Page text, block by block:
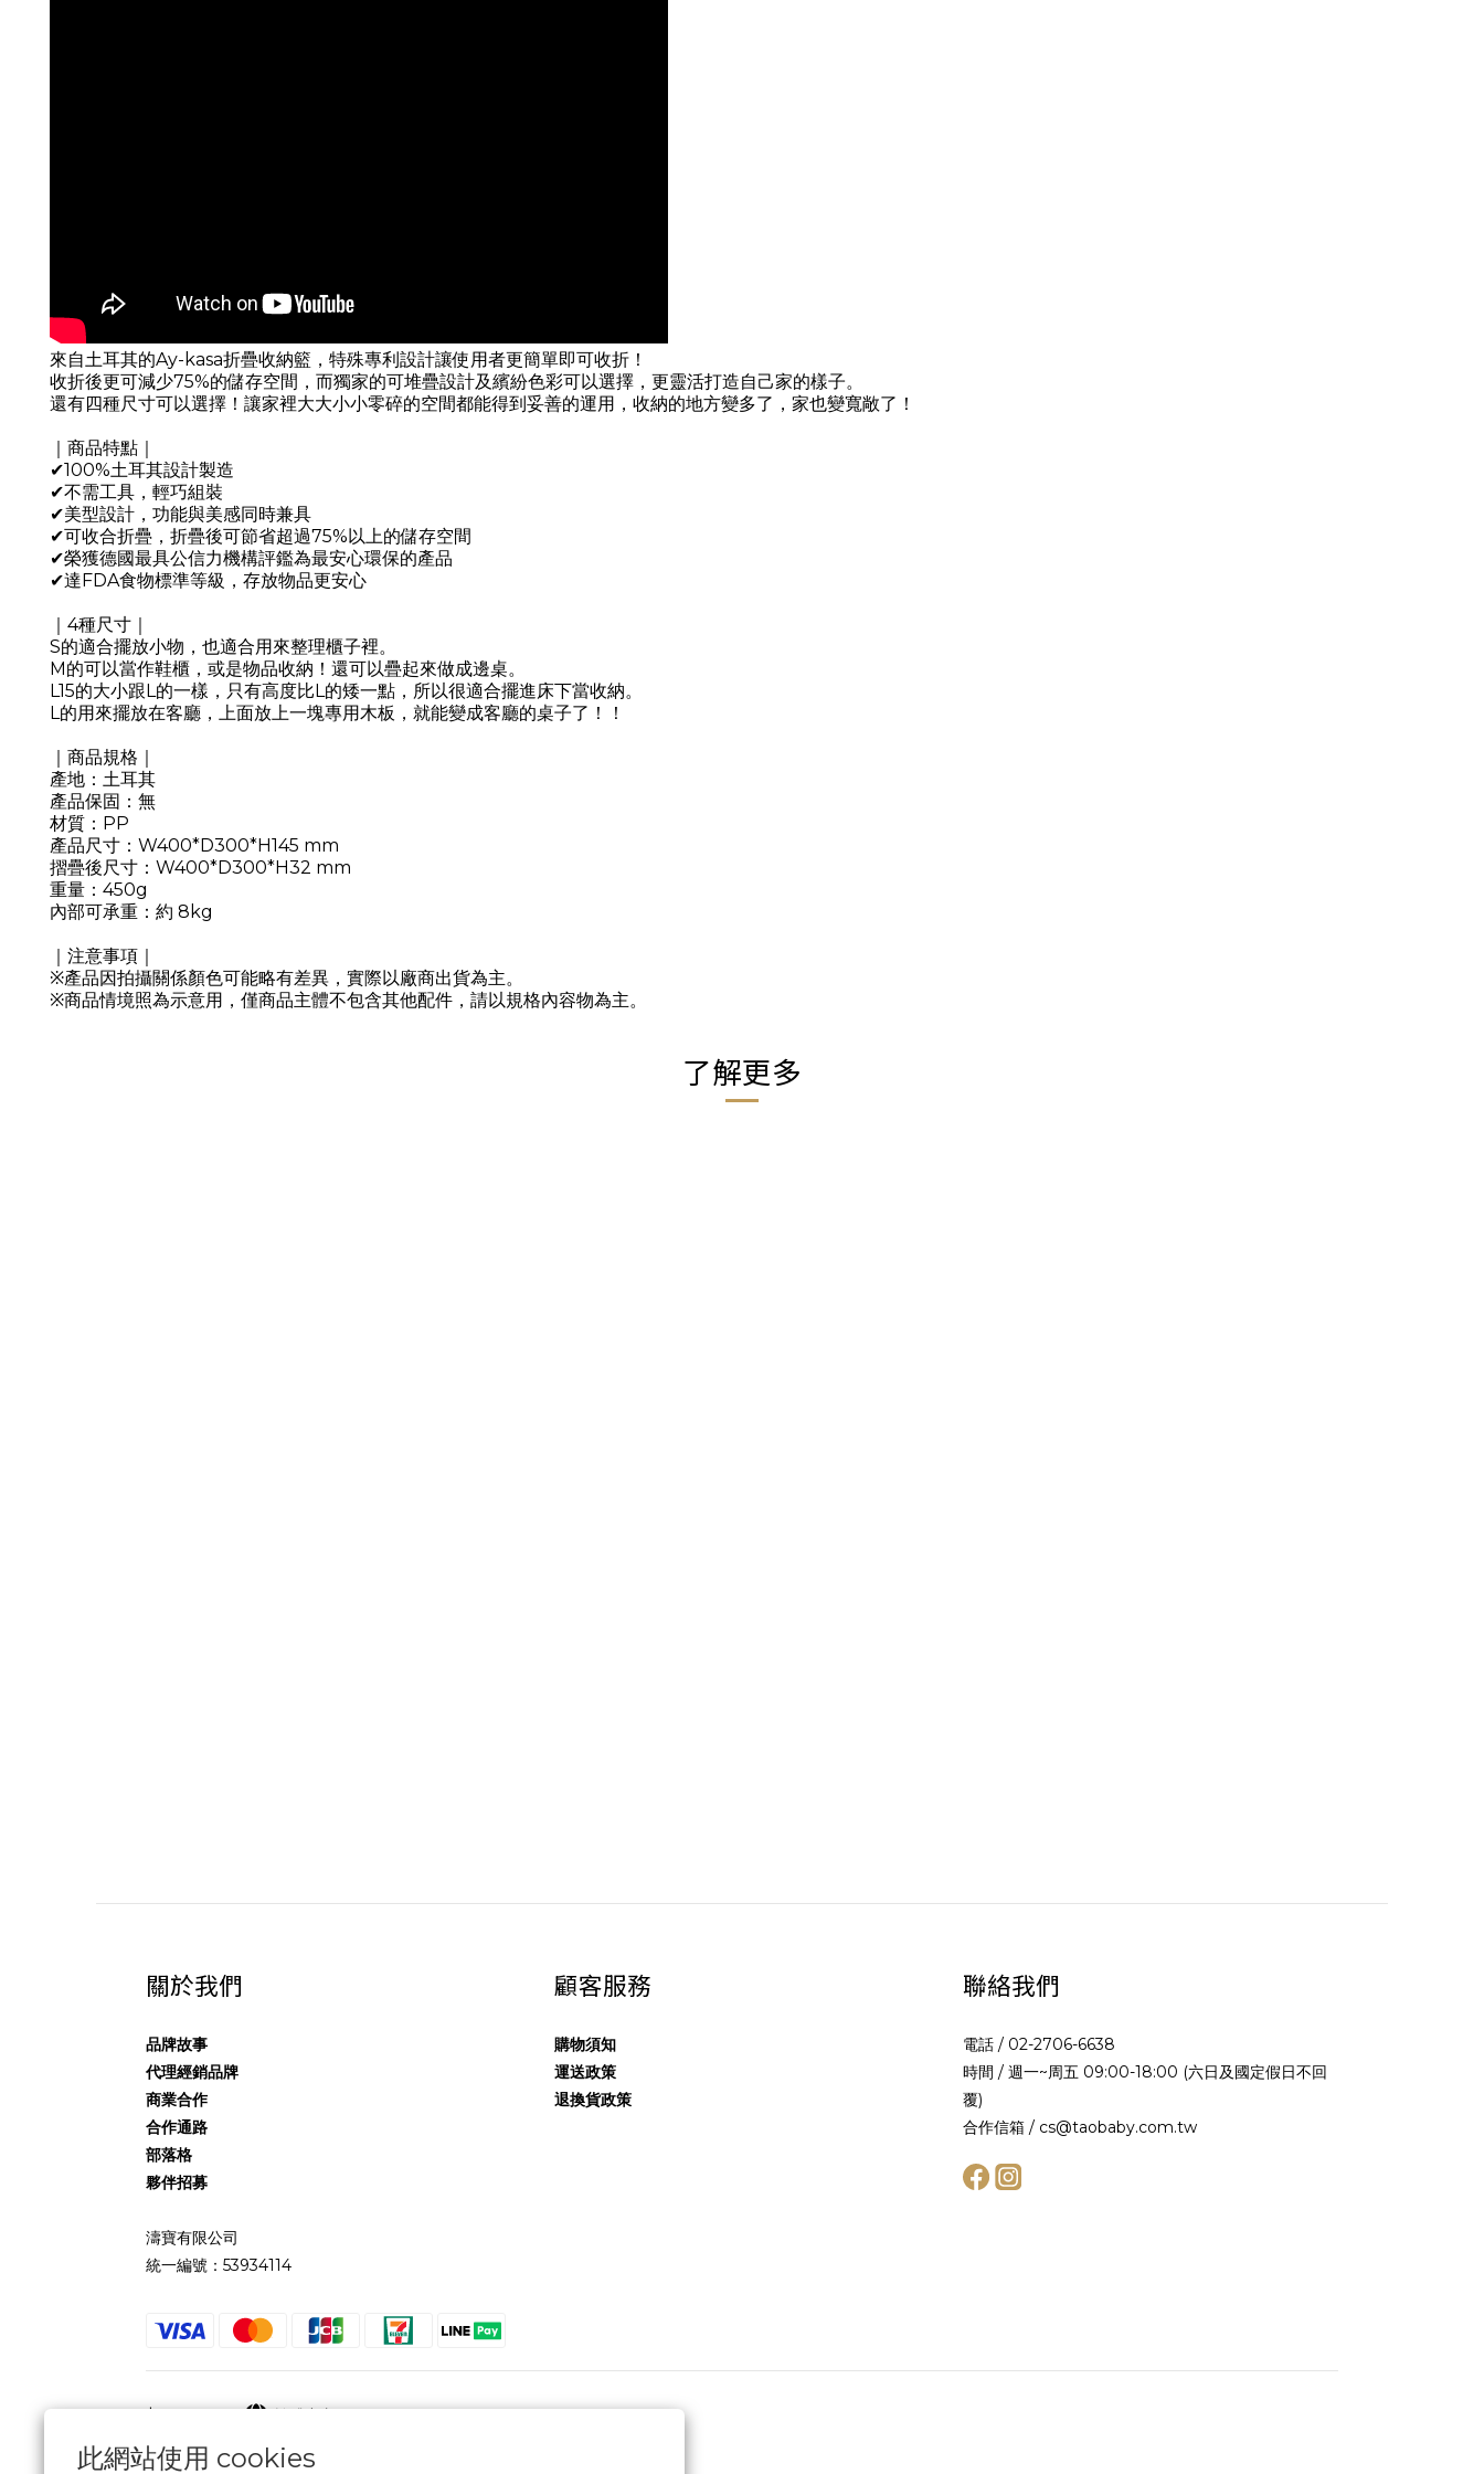
此網站使用 cookies
來自土耳其的Ay-kasa折疊收納籃，特殊專利設計讓使用者更簡單即可收折！
收折後更可減少75%的儲存空間，而獨家的可堆疊設計及繽紛色彩可以選擇，更靈活打造自己家的樣子。
還有四種尺寸可以選擇！讓家裡大大小小零碎的空間都能得到妥善的運用，收納的地方變多了，家也變寬敞了！
｜商品特點｜
✔100%土耳其設計製造
✔不需工具，輕巧組裝
✔美型設計，功能與美感同時兼具
✔可收合折疊，折疊後可節省超過75%以上的儲存空間
✔榮獲德國最具公信力機構評鑑為最安心環保的產品
✔達FDA食物標準等級，存放物品更安心
｜4種尺寸｜
S的適合擺放小物，也適合用來整理櫃子裡。
M的可以當作鞋櫃，或是物品收納！還可以疊起來做成邊桌。
L15的大小跟L的一樣，只有高度比L的矮一點，所以很適合擺進床下當收納。
L的用來擺放在客廳，上面放上一塊專用木板，就能變成客廳的桌子了！！
｜商品規格｜
產地：土耳其
產品保固：無
材質：PP
產品尺寸：W400*D300*H145 mm
摺疊後尺寸：W400*D300*H32 mm
重量：450g
內部可承重：約 8kg
｜注意事項｜
※產品因拍攝關係顏色可能略有差異，實際以廠商出貨為主。
※商品情境照為示意用，僅商品主體不包含其他配件，請以規格內容物為主。
了解更多
關於我們
品牌故事
代理經銷品牌
商業合作
合作通路
部落格
夥伴招募
濤寶有限公司
統一編號：53934114
顧客服務
購物須知
運送政策
退換貨政策
聯絡我們
電話 / 02-2706-6638
時間 / 週一~周五 09:00-18:00 (六日及國定假日不回
覆)
合作信箱 / cs@taobaby.com.tw
$ TWD 繁體中文